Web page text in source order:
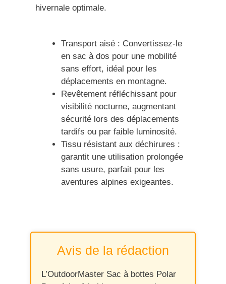
hivernale optimale.
Transport aisé : Convertissez-le
en sac à dos pour une mobilité
sans effort, idéal pour les
déplacements en montagne.
Revêtement réfléchissant pour
visibilité nocturne, augmentant
sécurité lors des déplacements
tardifs ou par faible luminosité.
Tissu résistant aux déchirures :
garantit une utilisation prolongée
sans usure, parfait pour les
aventures alpines exigeantes.
Avis de la rédaction
L’OutdoorMaster Sac à bottes Polar